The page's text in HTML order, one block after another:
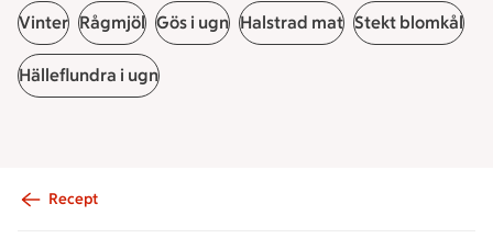
Vinter Rågmjöl Gös i ugn Halstrad mat Stekt blomkål
Hälleflundra i ugn
Recept